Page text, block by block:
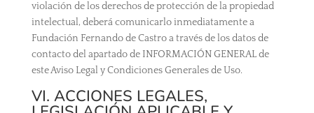
violación de los derechos de protección de la propiedad
intelectual, deberá comunicarlo inmediatamente a
Fundación Fernando de Castro a través de los datos de
contacto del apartado de INFORMACIÓN GENERAL de
este Aviso Legal y Condiciones Generales de Uso.
VI. ACCIONES LEGALES,